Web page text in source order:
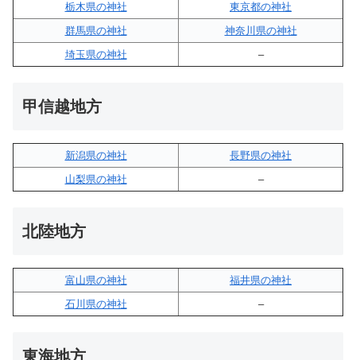
栃木県の神社
東京都の神社
群馬県の神社
神奈川県の神社
埼玉県の神社
–
甲信越地方
新潟県の神社
長野県の神社
山梨県の神社
–
北陸地方
富山県の神社
福井県の神社
石川県の神社
–
東海地方